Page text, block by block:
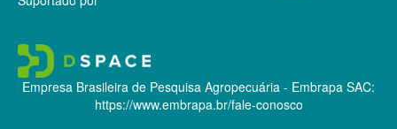
Empresa Brasileira de Pesquisa Agropecuária - Embrapa SAC:
https://www.embrapa.br/fale-conosco